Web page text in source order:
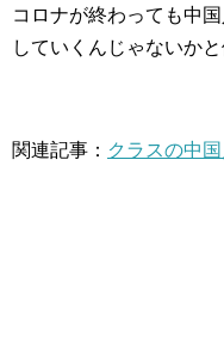
コロナが終わっても中
していくんじゃないかと
関連記事： クラスの中国